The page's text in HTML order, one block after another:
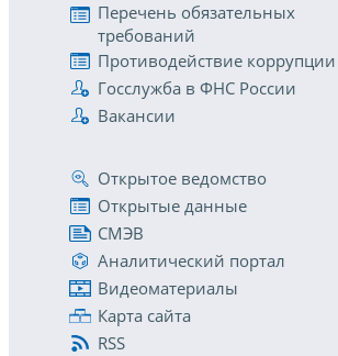
Перечень обязательных
требований
Противодействие коррупции
Госслужба в ФНС России
Вакансии
Открытое ведомство
Открытые данные
СМЭВ
Аналитический портал
Видеоматериалы
Карта сайта
RSS